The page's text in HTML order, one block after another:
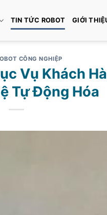
TIN TỨC ROBOT GIỚI
CÔNG NGHIỆP
Vụ Khách
Tự Động Hóa